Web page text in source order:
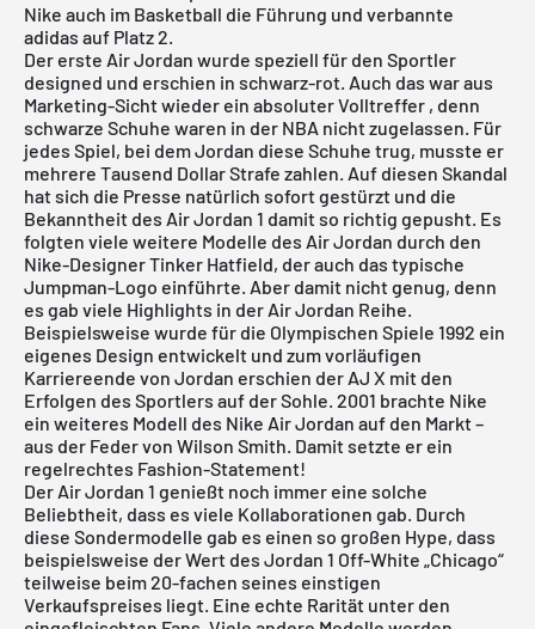
Nike auch im Basketball die Führung und verbannte
adidas auf Platz 2.
Der erste Air Jordan wurde speziell für den Sportler
designed und erschien in schwarz-rot. Auch das war aus
Marketing-Sicht wieder ein absoluter Volltreffer , denn
schwarze Schuhe waren in der NBA nicht zugelassen. Für
jedes Spiel, bei dem Jordan diese Schuhe trug, musste er
mehrere Tausend Dollar Strafe zahlen. Auf diesen Skandal
hat sich die Presse natürlich sofort gestürzt und die
Bekanntheit des Air Jordan 1 damit so richtig gepusht. Es
folgten viele weitere Modelle des Air Jordan durch den
Nike-Designer Tinker Hatfield, der auch das typische
Jumpman-Logo einführte. Aber damit nicht genug, denn
es gab viele Highlights in der Air Jordan Reihe.
Beispielsweise wurde für die Olympischen Spiele 1992 ein
eigenes Design entwickelt und zum vorläufigen
Karriereende von Jordan erschien der AJ X mit den
Erfolgen des Sportlers auf der Sohle. 2001 brachte Nike
ein weiteres Modell des Nike Air Jordan auf den Markt –
aus der Feder von Wilson Smith. Damit setzte er ein
regelrechtes Fashion-Statement!
Der Air Jordan 1 genießt noch immer eine solche
Beliebtheit, dass es viele Kollaborationen gab. Durch
diese Sondermodelle gab es einen so großen Hype, dass
beispielsweise der Wert des Jordan 1 Off-White „Chicago“
teilweise beim 20-fachen seines einstigen
Verkaufspreises liegt. Eine echte Rarität unter den